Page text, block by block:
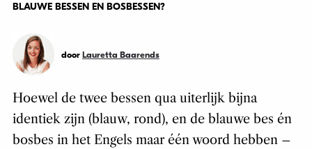
BLAUWE BESSEN EN BOSBESSEN?
door Lauretta Baarends
Hoewel de twee bessen qua uiterlijk bijna
identiek zijn (blauw, rond), en de blauwe bes én
bosbes in het Engels maar één woord hebben –